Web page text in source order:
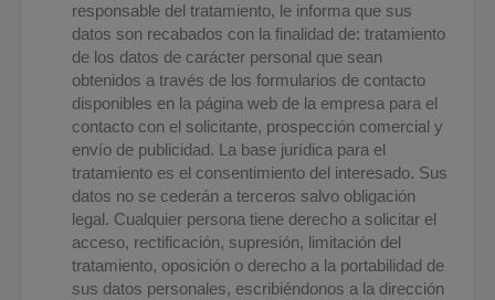
responsable del tratamiento, le informa que sus
datos son recabados con la finalidad de: tratamiento
de los datos de carácter personal que sean
obtenidos a través de los formularios de contacto
disponibles en la página web de la empresa para el
contacto con el solicitante, prospección comercial y
envío de publicidad. La base jurídica para el
tratamiento es el consentimiento del interesado. Sus
datos no se cederán a terceros salvo obligación
legal. Cualquier persona tiene derecho a solicitar el
acceso, rectificación, supresión, limitación del
tratamiento, oposición o derecho a la portabilidad de
sus datos personales, escribiéndonos a la dirección